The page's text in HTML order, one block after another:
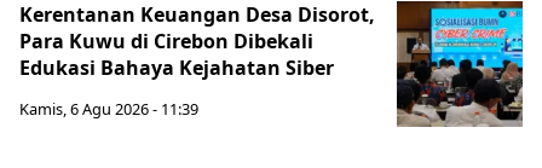
Kerentanan Keuangan Desa Disorot,
Para Kuwu di Cirebon Dibekali
Edukasi Bahaya Kejahatan Siber
Kamis, 6 Agu 2026 - 11:39